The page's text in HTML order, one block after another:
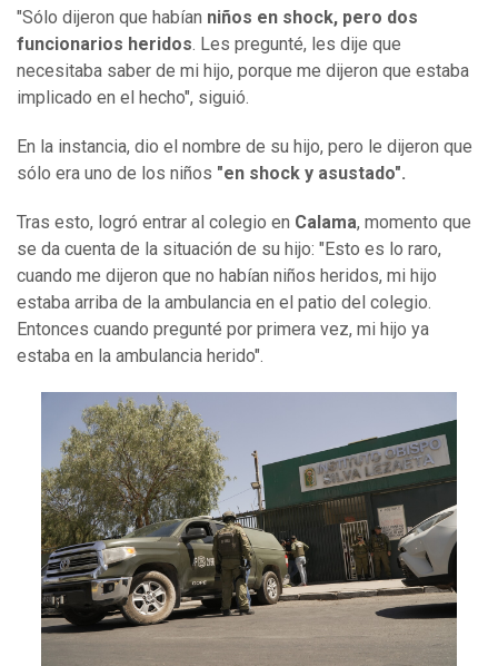
"Sólo dijeron que habían niños en shock, pero dos
funcionarios heridos. Les pregunté, les dije que
necesitaba saber de mi hijo, porque me dijeron que estaba
implicado en el hecho", siguió.
En la instancia, dio el nombre de su hijo, pero le dijeron que
sólo era uno de los niños "en shock y asustado".
Tras esto, logró entrar al colegio en Calama, momento que
se da cuenta de la situación de su hijo: "Esto es lo raro,
cuando me dijeron que no habían niños heridos, mi hijo
estaba arriba de la ambulancia en el patio del colegio.
Entonces cuando pregunté por primera vez, mi hijo ya
estaba en la ambulancia herido".